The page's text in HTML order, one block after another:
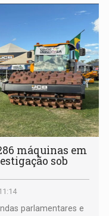
faz evento em
máquinas em
sob
parlamentares e